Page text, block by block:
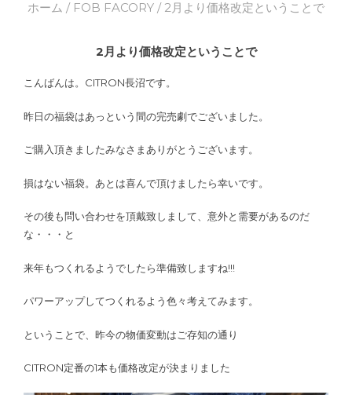
ホーム / FOB FACORY / 2月より価格改定ということで
2月より価格改定ということで
こんばんは。CITRON長沼です。
昨日の福袋はあっという間の完売劇でございました。
ご購入頂きましたみなさまありがとうございます。
損はない福袋。あとは喜んで頂けましたら幸いです。
その後も問い合わせを頂戴致しまして、意外と需要があるのだ
な・・・と
来年もつくれるようでしたら準備致しますね!!!
パワーアップしてつくれるよう色々考えてみます。
ということで、昨今の物価変動はご存知の通り
CITRON定番の1本も価格改定が決まりました